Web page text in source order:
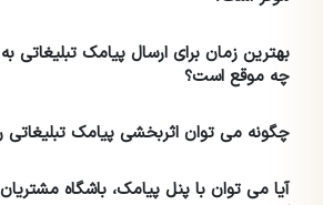
بهترین زمان برای ارسال پیامک تبلیغاتی
چه موقع است؟
چگونه می توان اثربخشی پیامک تبلیغاتی
آیا می توان با پنل پیامک، باشگاه مشتریان